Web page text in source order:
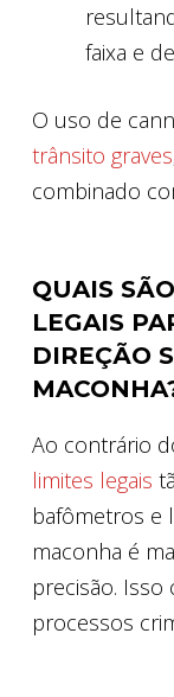
faixa e
O uso de
trânsito graves
combinado
QUAIS
LEGAIS
DIREÇÃO
Ao contrário
limites legais
bafômetros e
maconha é
precisão.
processos